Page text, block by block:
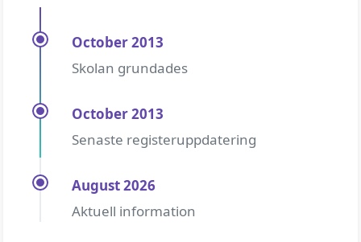
October 2013
Skolan grundades
October 2013
Senaste registeruppdatering
August 2026
Aktuell information